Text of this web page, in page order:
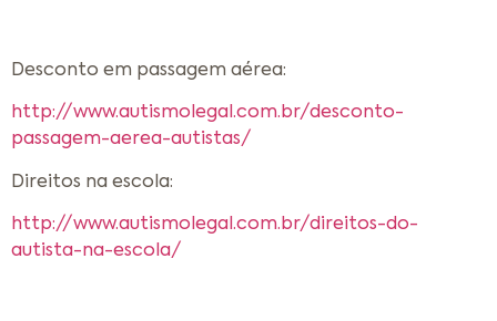
Desconto em passagem aérea:
http://www.autismolegal.com.br/desconto-
passagem-aerea-autistas/
Direitos na escola:
http://www.autismolegal.com.br/direitos-do-
autista-na-escola/